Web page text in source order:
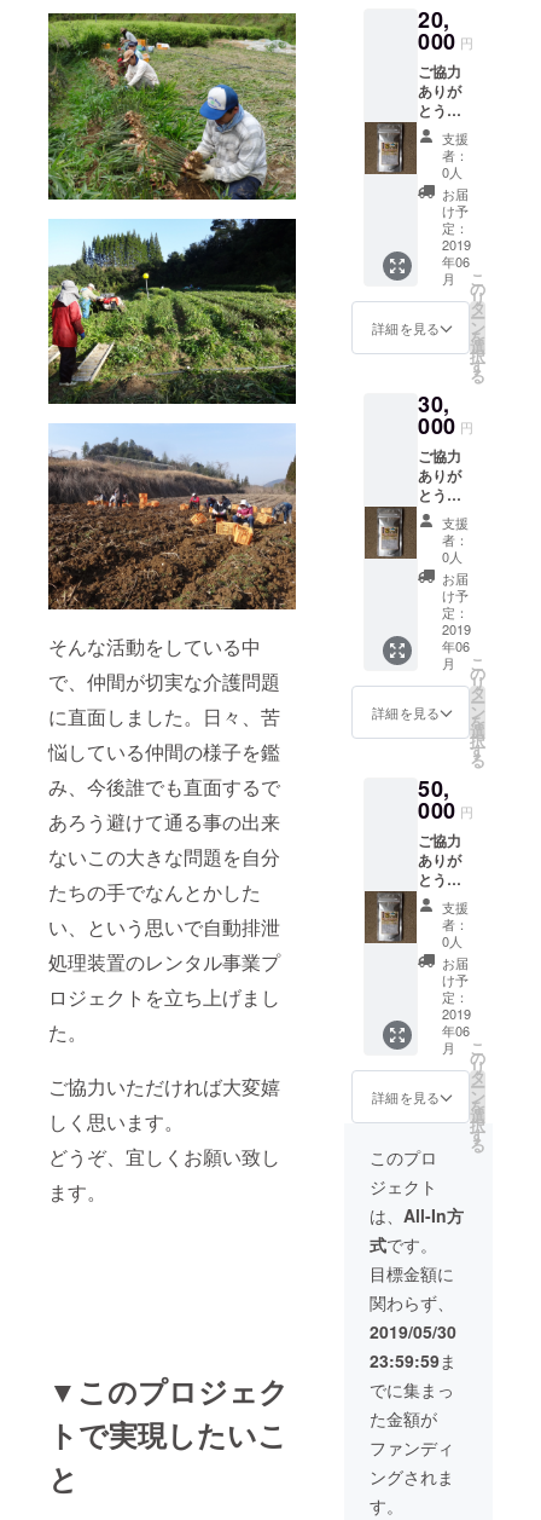
そんな活動をしている中
で、仲間が切実な介護問題
に直面しました。日々、苦
悩している仲間の様子を鑑
み、今後誰でも直面するで
あろう避けて通る事の出来
ないこの大きな問題を自分
たちの手でなんとかした
い、という思いで自動排泄
処理装置のレンタル事業プ
ロジェクトを立ち上げまし
た。
ご協力いただければ大変嬉
しく思います。
どうぞ、宜しくお願い致し
ます。
▼このプロジェク
トで実現したいこ
と
ていた
だきま
す。
20,
000 円
ご協力
ありが
とうご
ざいま
す。 メ
ンバー
より心
を込め
てお礼
状と私
たちが
栽培し
ている
キクイ
モ（粉
ずき用
心棒」
（宇宙
からの
奇石）
を送ら
せてい
ただき
ます。
支援
者：
0人
お届
け予
定：
2019
年06
月
詳細を見る
こ
の
リ
タ
ー
ン
を
選
択
す
る
30,
000 円
ご協力
ありが
とうご
ざいま
す。 メ
ンバー
より心
を込め
てお礼
状と私
たちが
栽培し
ている
キクイ
モ（粉
ガ（粉
末）、
「つま
ずき用
心棒」
（宇宙
からの
奇石）
を送ら
せてい
ただき
ます。
支援
者：
0人
お届
け予
定：
2019
年06
月
詳細を見る
こ
の
リ
タ
ー
ン
を
選
択
す
る
50,
000 円
ご協力
ありが
とうご
ざいま
す。 メ
ンバー
より心
を込め
てお礼
状と私
たちが
栽培し
ている
キクイ
モ（粉
ショウ
ガ（粉
末）、
日本山
人参、
「つま
ずき用
心棒」
（宇宙
からの
奇石）
を送ら
せてい
ただき
ます。
健康維
持のた
め、安
支援
者：
0人
お届
け予
定：
2019
年06
月
詳細を見る
こ
の
リ
タ
ー
ン
を
選
択
す
る
このプロ
ジェクト
は、 All-In方
式です。
目標金額に
関わらず、
2019/05/30
23:59:59ま
でに集まっ
た金額が
ファンディ
ングされま
す。